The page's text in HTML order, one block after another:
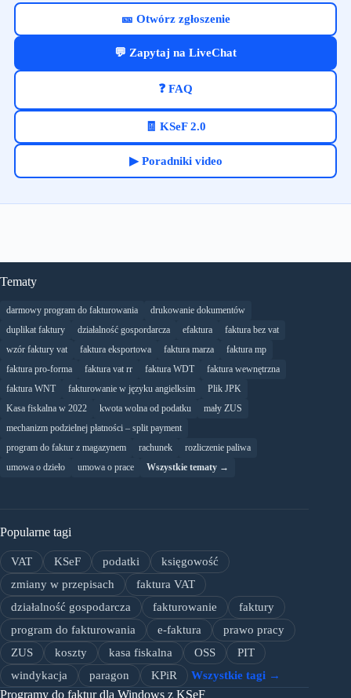
🎫 Otwórz zgłoszenie
💬 Zapytaj na LiveChat
❓ FAQ
🧾 KSeF 2.0
▶ Poradniki video
Tematy
darmowy program do fakturowania
drukowanie dokumentów
duplikat faktury
działalność gospordarcza efaktura
faktura bez vat
wzór faktury vat
faktura eksportowa faktura marza
faktura mp
faktura pro-forma
faktura vat rr faktura WDT
faktura wewnętrzna
faktura WNT
fakturowanie w języku angielksim
Plik JPK
Kasa fiskalna w 2022
kwota wolna od podatku
mały ZUS
mechanizm podzielnej płatności – split payment
program do faktur z magazynem
rachunek
rozliczenie paliwa
umowa o dzieło
umowa o prace Wszystkie tematy →
Popularne tagi
VAT KSeF podatki
księgowość
zmiany w przepisach
faktura VAT
działalność gospodarcza
fakturowanie
faktury
program do fakturowania
e-faktura
prawo pracy
ZUS
koszty kasa fiskalna OSS
PIT
windykacja
paragon KPiR Wszystkie tagi →
Programy do faktur dla Windows z KSeF